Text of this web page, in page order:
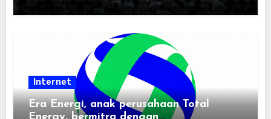
Internet
Era Energi, anak perusahaan Total